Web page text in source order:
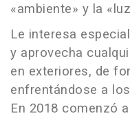
«ambiente» y la
Le interesa
y aprovecha
en exteriores, de
enfrentándose a
En 2018 comenzó